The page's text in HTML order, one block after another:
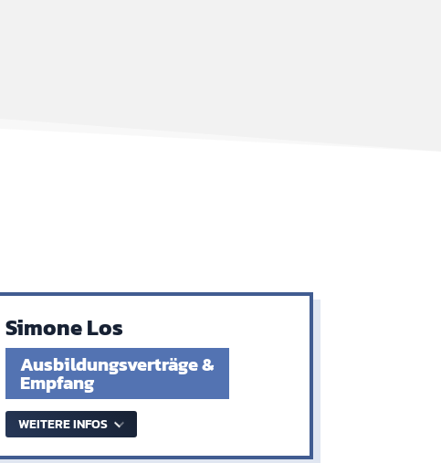
Simone Los
Ausbildungsverträge &
Empfang
WEITERE INFOS